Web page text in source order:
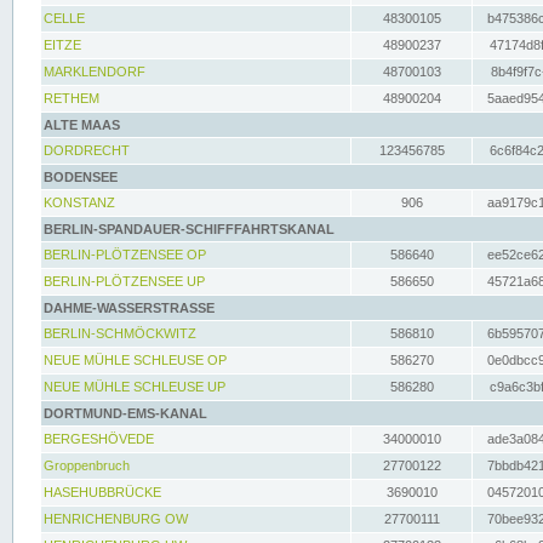
CELLE 48300105
EITZE
48900237
MARKLENDORF
48700103
RETHEM
48900204
ALTE MAAS
DORDRECHT
123456785
BODENSEE
KONSTANZ
906
BERLIN-SPANDAUER-SCHIFFFAHRTSKANAL
BERLIN-PLÖTZENSEE OP
586640
BERLIN-PLÖTZENSEE UP
586650
DAHME-WASSERSTRASSE
BERLIN-SCHMÖCKWITZ
586810
NEUE MÜHLE SCHLEUSE OP
586270
NEUE MÜHLE SCHLEUSE UP
586280
DORTMUND-EMS-KANAL
BERGESHÖVEDE
34000010
Groppenbruch
27700122
HASEHUBBRÜCKE
3690010
HENRICHENBURG OW
27700111